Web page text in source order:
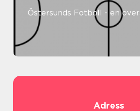
Östersunds Fotboll - en
Adress